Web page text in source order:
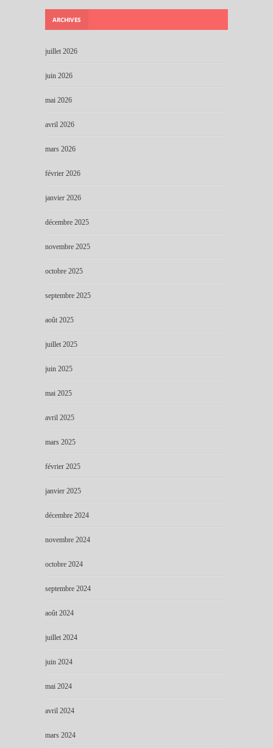
ARCHIVES
juillet 2026
juin 2026
mai 2026
avril 2026
mars 2026
février 2026
janvier 2026
décembre 2025
novembre 2025
octobre 2025
septembre 2025
août 2025
juillet 2025
juin 2025
mai 2025
avril 2025
mars 2025
février 2025
janvier 2025
décembre 2024
novembre 2024
octobre 2024
septembre 2024
août 2024
juillet 2024
juin 2024
mai 2024
avril 2024
mars 2024